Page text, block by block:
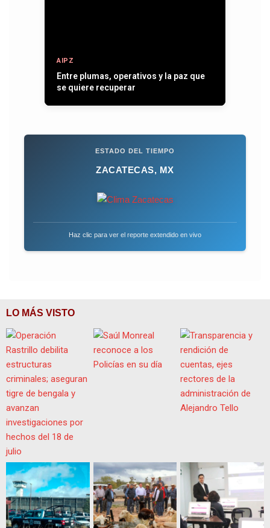
AIPZ
Entre plumas, operativos y la paz que
se quiere recuperar
ESTADO DEL TIEMPO
ZACATECAS, MX
Haz clic para ver el reporte extendido en vivo
LO MÁS VISTO